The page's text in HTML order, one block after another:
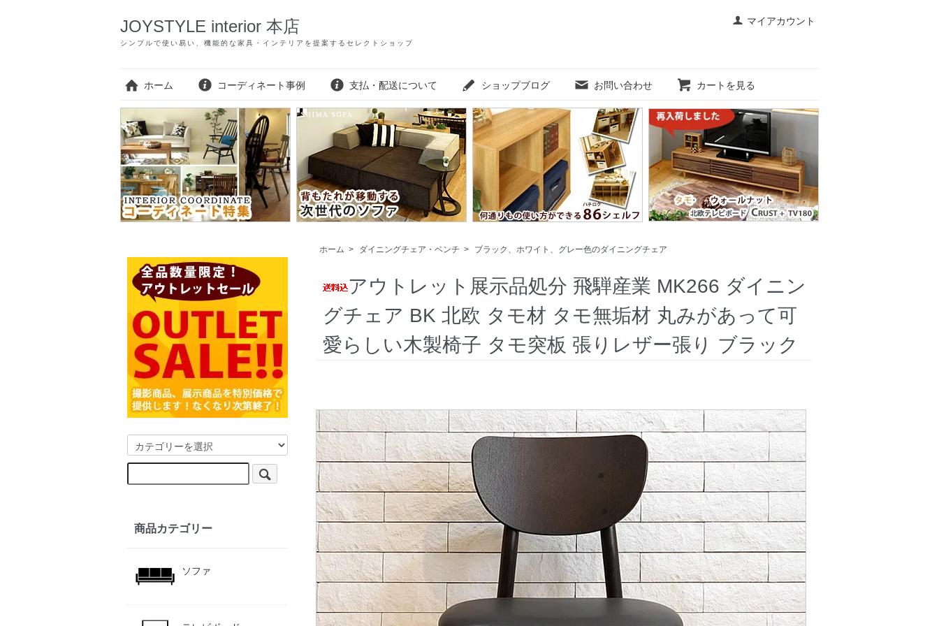
マイアカウント
JOYSTYLE interior 本店
シンプルで使い易い、機能的な家具・インテリアを提案するセレクトショップ
ホーム コーディネート事例 支払・配送について ショップブログ お問い合わせ カートを見る
ホーム > ダイニングチェア・ベンチ > ブラック、ホワイト、グレー色のダイニングチェア
アウトレット展示品処分 飛騨産業 MK266 ダイニン
グチェア BK 北欧 タモ材 タモ無垢材 丸みがあって可
愛らしい木製椅子 タモ突板 張りレザー張り ブラック
商品カテゴリー
ソファ